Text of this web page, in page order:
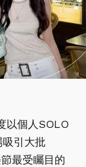
以個人SOLO
引大批
最受矚目的